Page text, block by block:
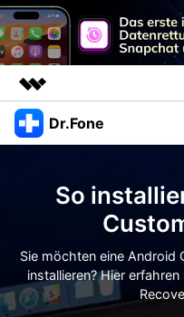
Top-Produkte
Dienstprogramme
Überblick
Presseraum
Shop
Dr.Fone
Alles-in-einem-Toolkit
Weitere Tools und Apps
Full Toolkit anzeigen >
Entdecken Sie weitere
Lernen und
Ressourcen & Lernen
Android 16 FRP-
So
Sie möchten eine Android
installieren? Hier